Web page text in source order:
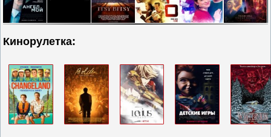
Кинорулетка: